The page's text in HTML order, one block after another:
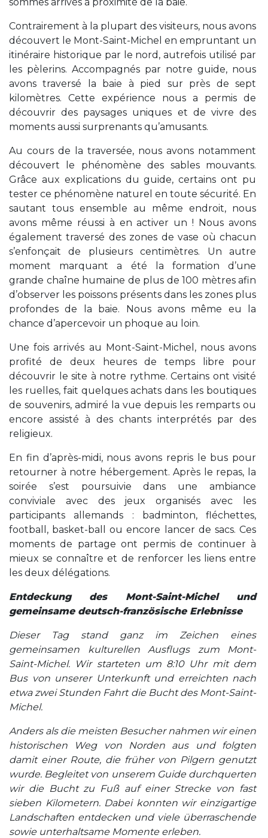
Contrairement à la plupart des visiteurs, nous avons
découvert le Mont-Saint-Michel en empruntant un
itinéraire historique par le nord, autrefois utilisé par
les pèlerins. Accompagnés par notre guide, nous
avons traversé la baie à pied sur près de sept
kilomètres. Cette expérience nous a permis de
découvrir des paysages uniques et de vivre des
moments aussi surprenants qu’amusants.
Au cours de la traversée, nous avons notamment
découvert le phénomène des sables mouvants.
Grâce aux explications du guide, certains ont pu
tester ce phénomène naturel en toute sécurité. En
sautant tous ensemble au même endroit, nous
avons même réussi à en activer un ! Nous avons
également traversé des zones de vase où chacun
s’enfonçait de plusieurs centimètres. Un autre
moment marquant a été la formation d’une
grande chaîne humaine de plus de 100 mètres afin
d’observer les poissons présents dans les zones plus
profondes de la baie. Nous avons même eu la
chance d’apercevoir un phoque au loin.
Une fois arrivés au Mont-Saint-Michel, nous avons
profité de deux heures de temps libre pour
découvrir le site à notre rythme. Certains ont visité
les ruelles, fait quelques achats dans les boutiques
de souvenirs, admiré la vue depuis les remparts ou
encore assisté à des chants interprétés par des
religieux.
En fin d’après-midi, nous avons repris le bus pour
retourner à notre hébergement. Après le repas, la
soirée s’est poursuivie dans une ambiance
conviviale avec des jeux organisés avec les
participants allemands : badminton, fléchettes,
football, basket-ball ou encore lancer de sacs. Ces
moments de partage ont permis de continuer à
mieux se connaître et de renforcer les liens entre
les deux délégations.
Entdeckung des Mont-Saint-Michel und
gemeinsame deutsch-französische Erlebnisse
Dieser Tag stand ganz im Zeichen eines
gemeinsamen kulturellen Ausflugs zum Mont-
Saint-Michel. Wir starteten um 8:10 Uhr mit dem
Bus von unserer Unterkunft und erreichten nach
etwa zwei Stunden Fahrt die Bucht des Mont-Saint-
Michel.
Anders als die meisten Besucher nahmen wir einen
historischen Weg von Norden aus und folgten
damit einer Route, die früher von Pilgern genutzt
wurde. Begleitet von unserem Guide durchquerten
wir die Bucht zu Fuß auf einer Strecke von fast
sieben Kilometern. Dabei konnten wir einzigartige
Landschaften entdecken und viele überraschende
sowie unterhaltsame Momente erleben.